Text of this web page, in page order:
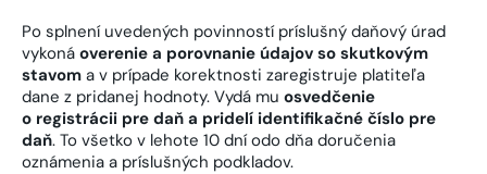
Po splnení uvedených povinností príslušný daňový úrad
vykoná overenie a porovnanie údajov so skutkovým
stavom a v prípade korektnosti zaregistruje platiteľa
dane z pridanej hodnoty. Vydá mu osvedčenie
o registrácii pre daň a pridelí identifikačné číslo pre
daň. To všetko v lehote 10 dní odo dňa doručenia
oznámenia a príslušných podkladov.